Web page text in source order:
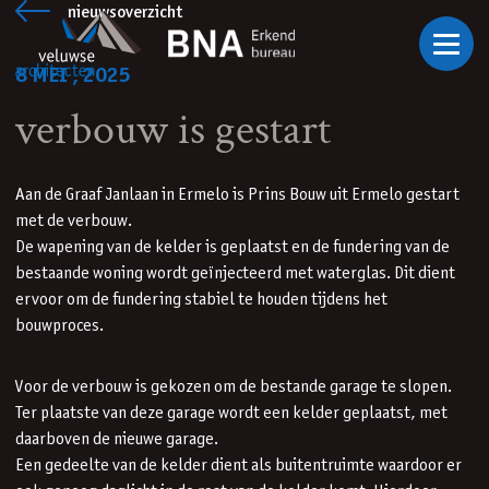
Ga naar inhoudnieuwsoverzicht
8 MEI , 2025
verbouw is gestart
Aan de Graaf Janlaan in Ermelo is Prins Bouw uit Ermelo gestart
met de verbouw.
De wapening van de kelder is geplaatst en de fundering van de
bestaande woning wordt geïnjecteerd met waterglas. Dit dient
ervoor om de fundering stabiel te houden tijdens het
bouwproces.
Voor de verbouw is gekozen om de bestande garage te slopen.
Ter plaatste van deze garage wordt een kelder geplaatst, met
daarboven de nieuwe garage.
Een gedeelte van de kelder dient als buitentruimte waardoor er